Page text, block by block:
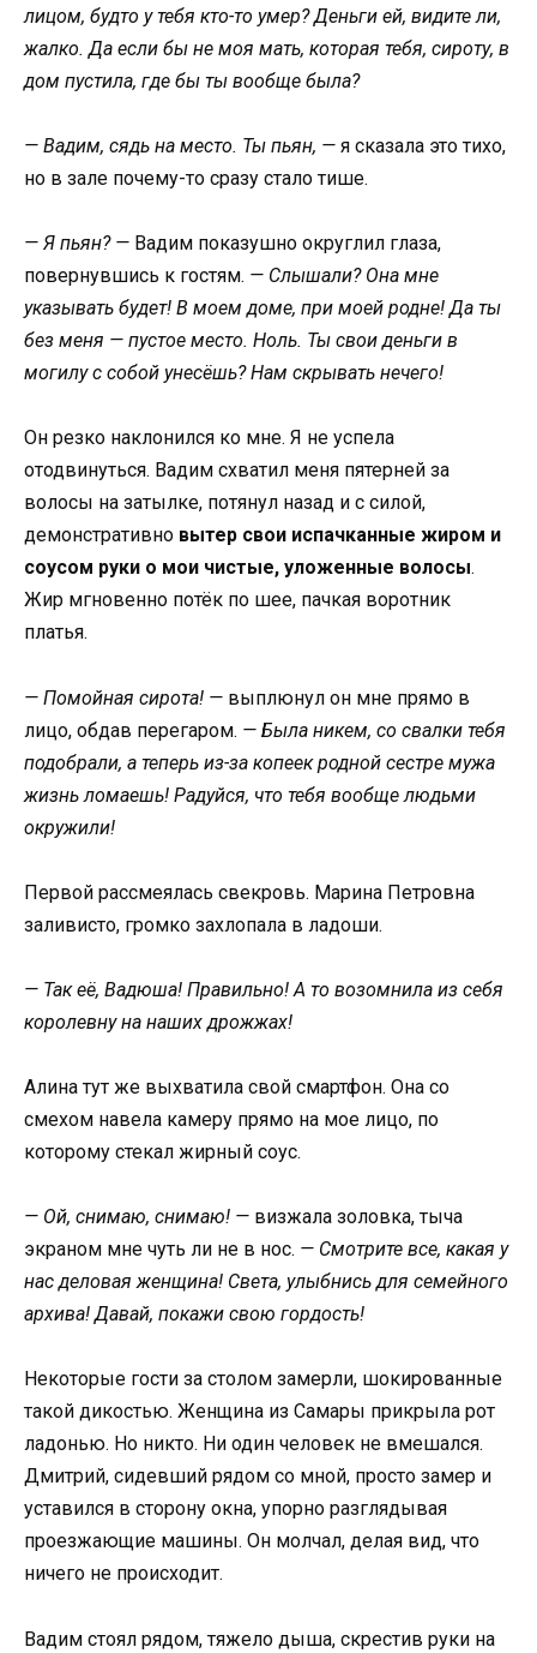
лицом, будто у тебя кто-то умер? Деньги ей, видите ли,
жалко. Да если бы не моя мать, которая тебя, сироту, в
дом пустила, где бы ты вообще была?
— Вадим, сядь на место. Ты пьян, — я сказала это тихо,
но в зале почему-то сразу стало тише.
— Я пьян? — Вадим показушно округлил глаза,
повернувшись к гостям. — Слышали? Она мне
указывать будет! В моем доме, при моей родне! Да ты
без меня — пустое место. Ноль. Ты свои деньги в
могилу с собой унесёшь? Нам скрывать нечего!
Он резко наклонился ко мне. Я не успела
отодвинуться. Вадим схватил меня пятерней за
волосы на затылке, потянул назад и с силой,
демонстративно вытер свои испачканные жиром и
соусом руки о мои чистые, уложенные волосы.
Жир мгновенно потёк по шее, пачкая воротник
платья.
— Помойная сирота! — выплюнул он мне прямо в
лицо, обдав перегаром. — Была никем, со свалки тебя
подобрали, а теперь из-за копеек родной сестре мужа
жизнь ломаешь! Радуйся, что тебя вообще людьми
окружили!
Первой рассмеялась свекровь. Марина Петровна
заливисто, громко захлопала в ладоши.
— Так её, Вадюша! Правильно! А то возомнила из себя
королевну на наших дрожжах!
Алина тут же выхватила свой смартфон. Она со
смехом навела камеру прямо на мое лицо, по
которому стекал жирный соус.
— Ой, снимаю, снимаю! — визжала золовка, тыча
экраном мне чуть ли не в нос. — Смотрите все, какая у
нас деловая женщина! Света, улыбнись для семейного
архива! Давай, покажи свою гордость!
Некоторые гости за столом замерли, шокированные
такой дикостью. Женщина из Самары прикрыла рот
ладонью. Но никто. Ни один человек не вмешался.
Дмитрий, сидевший рядом со мной, просто замер и
уставился в сторону окна, упорно разглядывая
проезжающие машины. Он молчал, делая вид, что
ничего не происходит.
Вадим стоял рядом, тяжело дыша, скрестив руки на